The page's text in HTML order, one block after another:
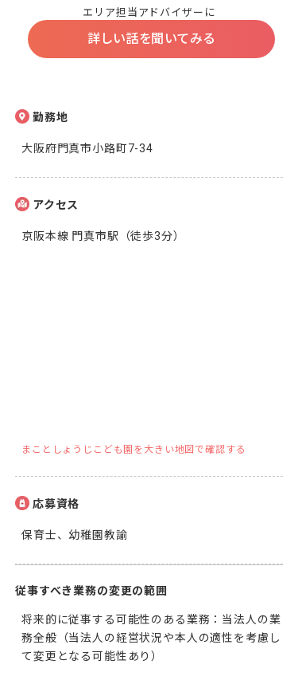
エリア担当アドバイザーに
詳しい話を聞いてみる
勤務地
大阪府門真市小路町7-34
アクセス
京阪本線 門真市駅（徒歩3分）
まことしょうじこども園を大きい地図で確認する
応募資格
保育士、幼稚園教諭
従事すべき業務の変更の範囲
将来的に従事する可能性のある業務：当法人の業
務全般（当法人の経営状況や本人の適性を考慮し
て変更となる可能性あり）